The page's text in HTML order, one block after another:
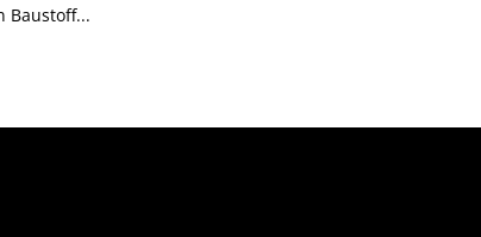
Baustoff...